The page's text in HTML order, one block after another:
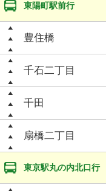
東陽町駅前行
豊住橋
千石二丁目
千田
扇橋二丁目
東京駅丸の内北口行